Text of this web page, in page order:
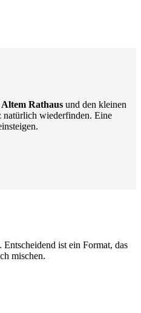
Altem Rathaus und den kleinen
natürlich wiederfinden. Eine
ist ein Format, das
mischen.